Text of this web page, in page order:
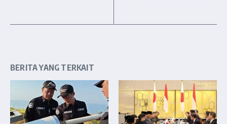
BERITA YANG TERKAIT